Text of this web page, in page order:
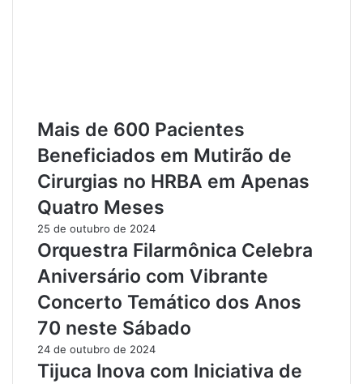
s
O
n
d
a
d
e
A
s
a
l
t
o
s
o
r
e
a
n
s
f
Mais de 600 Pacientes
Beneficiados em Mutirão de
Cirurgias no HRBA em Apenas
Quatro Meses
25 de outubro de 2024
Orquestra Filarmônica Celebra
Aniversário com Vibrante
Concerto Temático dos Anos
70 neste Sábado
24 de outubro de 2024
Tijuca Inova com Iniciativa de